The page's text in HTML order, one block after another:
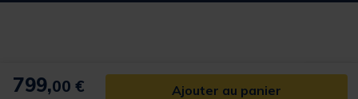
799,00 € Ajouter au panier